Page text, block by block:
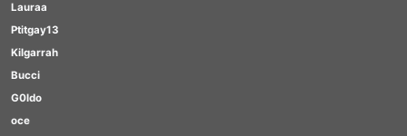
Lauraa
Ptitgay13
Kilgarrah
Bucci
G0ldo
oce